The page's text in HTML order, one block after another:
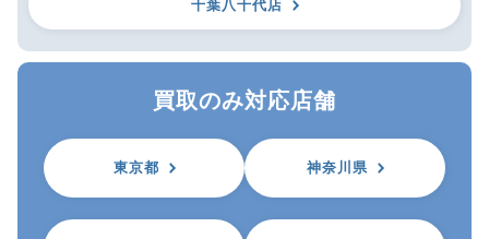
千葉八千代店
買取のみ対応店舗
東京都 神奈川県